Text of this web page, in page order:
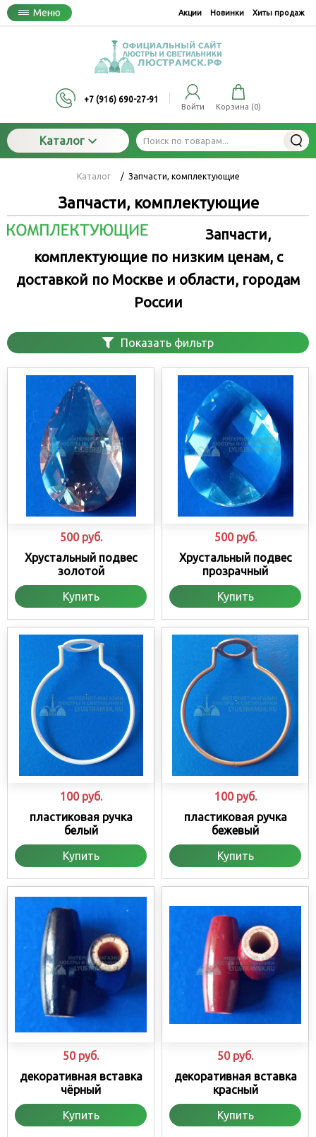
Меню Акции Новинки Хиты продаж
+7 (916) 690-27-91
Войти Корзина (0)
Каталог
Каталог / Запчасти, комплектующие
Запчасти, комплектующие
Запчасти,
комплектующие по низким ценам, с
доставкой по Москве и области, городам
России
Показать фильтр
500 руб.
Хрустальный подвес
золотой
Купить
500 руб.
Хрустальный подвес
прозрачный
Купить
100 руб.
пластиковая ручка
белый
Купить
100 руб.
пластиковая ручка
бежевый
Купить
50 руб.
декоративная вставка
чёрный
Купить
50 руб.
декоративная вставка
красный
Купить